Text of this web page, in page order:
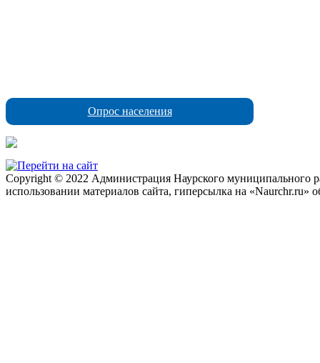
Опрос населения
Copyright © 2022 Администрация Наурского муниципального
использовании материалов сайта, гиперсылка на «Naurchr.ru»